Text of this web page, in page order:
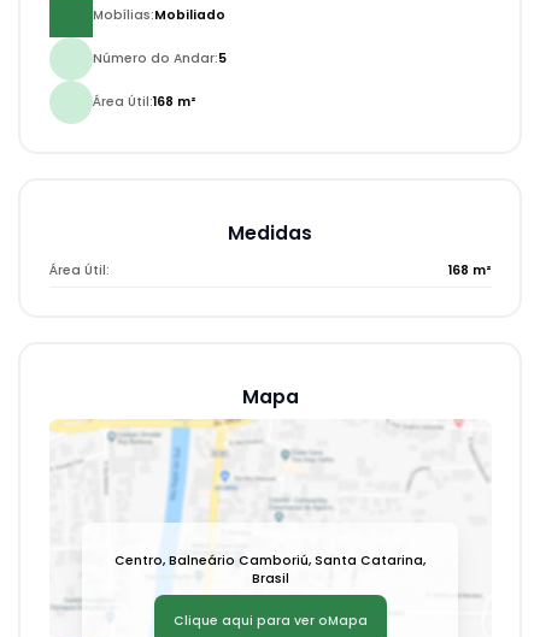
Mobílias:Mobiliado
Número do Andar:5
Área Útil:168 m²
Medidas
Área Útil: 168 m²
Mapa
Centro, Balneário Camboriú, Santa Catarina,
Brasil
Clique aqui para ver oMapa